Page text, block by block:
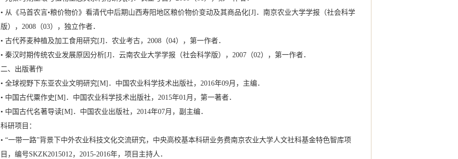
• 从《马首农言•粮价物价》看清代中后期山西寿阳地区粮价物价变动及其商品化[J]．南京农业大学学报（社会科学
版），2008（03），独立作者．
• 古代荞麦种植及加工食用研究[J]．农业考古，2008（04），第一作者．
• 秦汉时期传统农业发展原因分析[J]．云南农业大学学报（社会科学版），2007（02），第一作者．
二、出版著作
• 全球视野下东亚农业文明研究[M]．中国农业科学技术出版社，2016年09月，主编．
• 中国古代粟作史[M]．中国农业科学技术出版社，2015年01月，第一著者．
• 中国古代名著导读[M]．中国农业出版社，2014年07月，副主编．
科研项目：
• “一带一路”背景下中外农业科技文化交流研究，中央高校基本科研业务费南京农业大学人文社科基金特色智库项
目，编号SKZK2015012，2015-2016年，项目主持人．